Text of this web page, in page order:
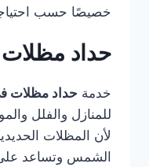
خصيصًا حسب
حداد
خدمة حداد مظلات
للمنازل والفلل
لأن المظلات
الشمس وتساعد